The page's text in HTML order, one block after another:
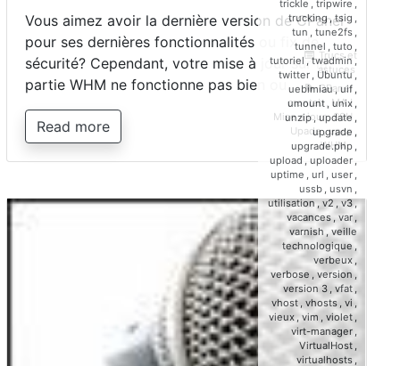
Vous aimez avoir la dernière version de CPanel
pour ses dernières fonctionnalités ou fix de
sécurité? Cependant, votre mise à jour sur la
partie WHM ne fonctionne pas bien ou…
Read more
Trucs et
astuces
CPanel ,
crontab , MAJ ,
Mise a jour,SSH ,
Upade,upcp ,
WHM
trickle , tripwire ,
trucking,tsig ,
tun , tune2fs ,
tunnel , tuto ,
tutoriel,twadmin ,
twitter , Ubuntu,
uebimiau,uif ,
umount, unix ,
unzip,update ,
upgrade ,
upgrade.php ,
upload , uploader ,
uptime , url , user ,
ussb , usvn ,
utilisation, v2 , v3,
vacances , var,
varnish , veille
technologique ,
verbeux ,
verbose , version ,
version 3 , vfat ,
vhost , vhosts , vi ,
vieux , vim , violet ,
virt-manager ,
VirtualHost ,
virtualhosts ,